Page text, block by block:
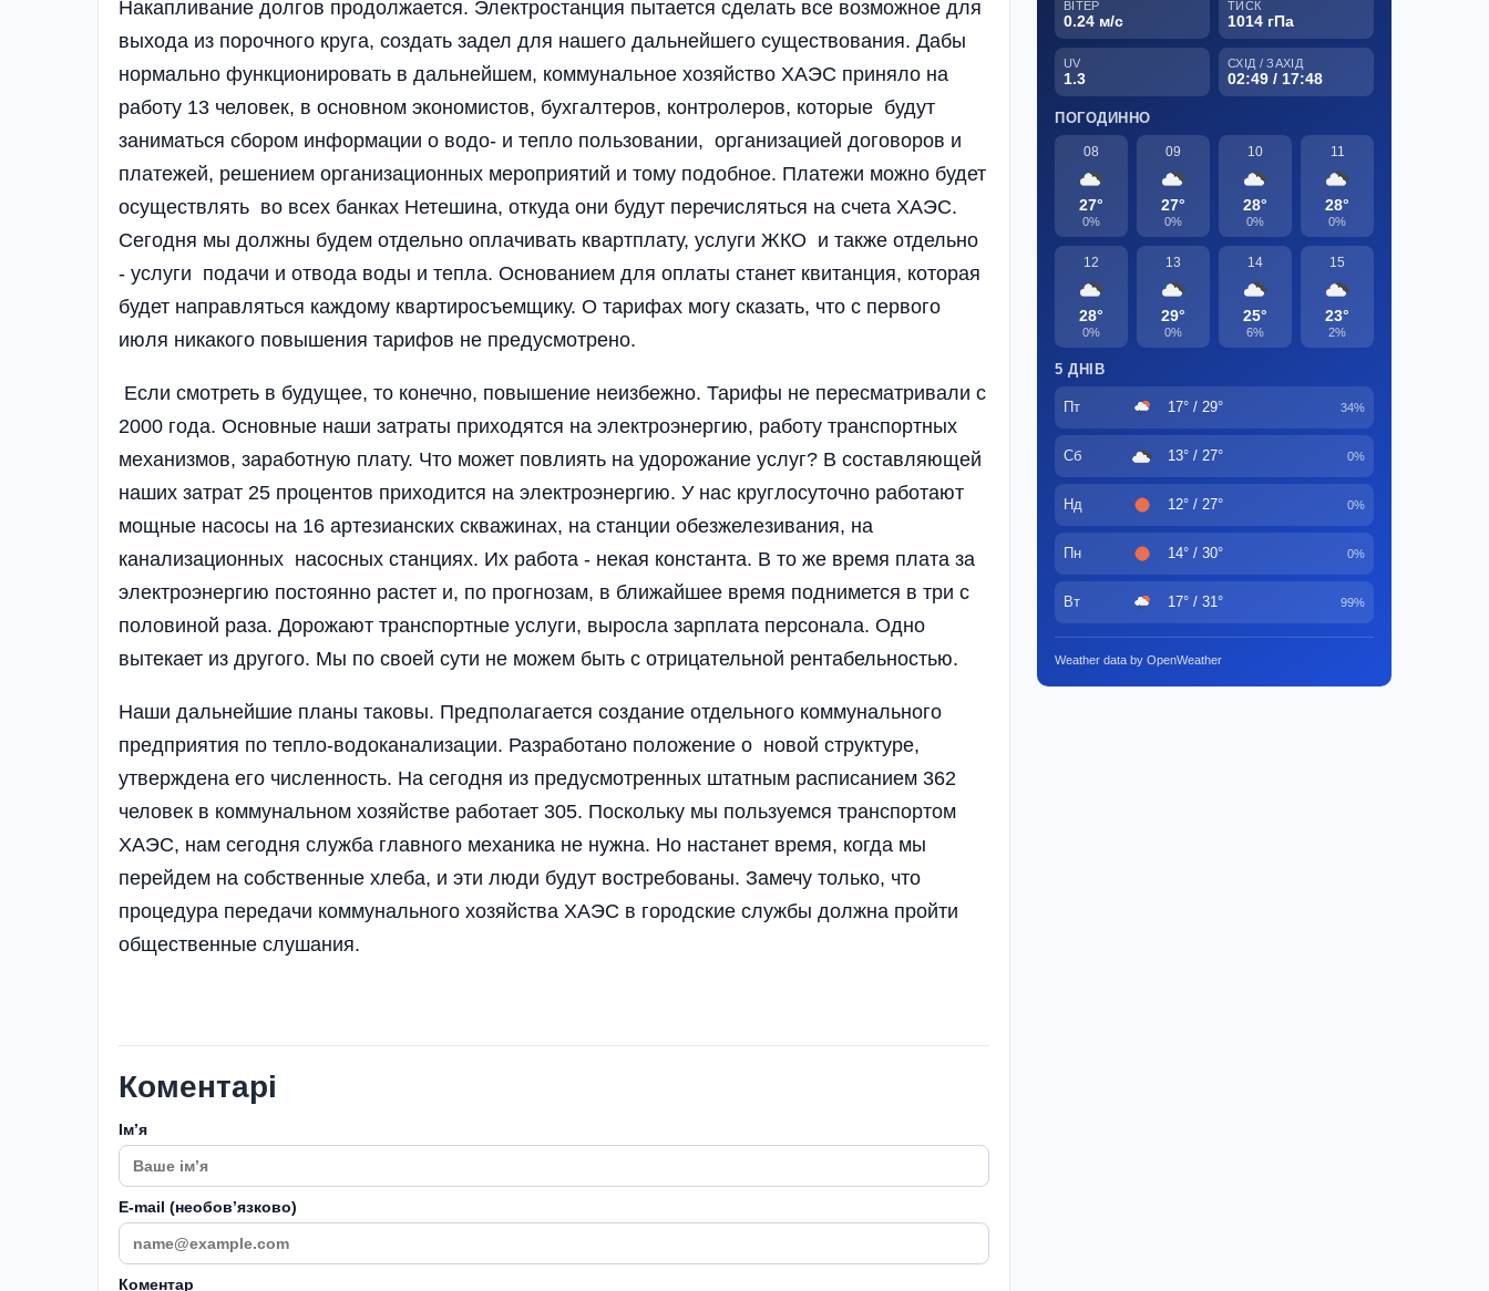
Накапливание долгов продолжается. Электростанция пытается сделать все возможное для
выхода из порочного круга, создать задел для нашего дальнейшего существования. Дабы
нормально функционировать в дальнейшем, коммунальное хозяйство ХАЭС приняло на
работу 13 человек, в основном экономистов, бухгалтеров, контролеров, которые будут
заниматься сбором информации о водо- и тепло пользовании, организацией договоров и
платежей, решением организационных мероприятий и тому подобное. Платежи можно будет
осуществлять во всех банках Нетешина, откуда они будут перечисляться на счета ХАЭС.
Сегодня мы должны будем отдельно оплачивать квартплату, услуги ЖКО и также отдельно
- услуги подачи и отвода воды и тепла. Основани­ем для оплаты станет квитанция, которая
будет направляться каждому квартиросъемщику. О тарифах могу сказать, что с первого
июля никакого повышения тарифов не предусмотрено.
Если смотреть в будущее, то конечно, повышение неизбежно. Тарифы не пересматривали с
2000 года. Основные наши затраты приходятся на электроэнергию, работу транспортных
механизмов, заработную плату. Что может повлиять на удорожание услуг? В составляющей
наших затрат 25 процентов приходится на электроэнергию. У нас круглосуточно работают
мощные насосы на 16 артезианских скважинах, на станции обезжелезивания, на
канализационных насосных станциях. Их работа - некая константа. В то же время плата за
электроэнергию постоянно растет и, по прогнозам, в ближайшее время поднимется в три с
половиной раза. Дорожают транспортные услуги, выросла зарплата персонала. Одно
вытекает из другого. Мы по своей сути не можем быть с отрицательной рентабельностью.
Наши дальнейшие планы таковы. Предполагается создание отдельного коммунального
предприятия по тепло-водоканализации. Разработано положение о новой структуре,
утверждена его численность. На сегодня из предусмотренных штатным расписанием 362
человек в коммунальном хозяйстве работает 305. Поскольку мы пользуемся транспортом
ХАЭС, нам сегодня служба главного механика не нужна. Но настанет время, когда мы
перейдем на собственные хлеба, и эти люди будут востребованы. Замечу только, что
процедура передачи коммунального хозяйства ХАЭС в городские службы должна пройти
общественные слушания.
Коментарі
Імʼя
E-mail (необовʼязково)
Коментар
ВІТЕР
0.24 м/с
ТИСК
1014 гПа
UV
1.3
СХІД / ЗАХІД
02:49 / 17:48
ПОГОДИННО
08
27°
0%
09
27°
0%
10
28°
0%
11
28°
0%
12
28°
0%
13
29°
0%
14
25°
6%
15
23°
2%
5 ДНІВ
Пт 17° / 29° 34%
Сб 13° / 27° 0%
Нд 12° / 27° 0%
Пн 14° / 30° 0%
Вт 17° / 31° 99%
Weather data by OpenWeather